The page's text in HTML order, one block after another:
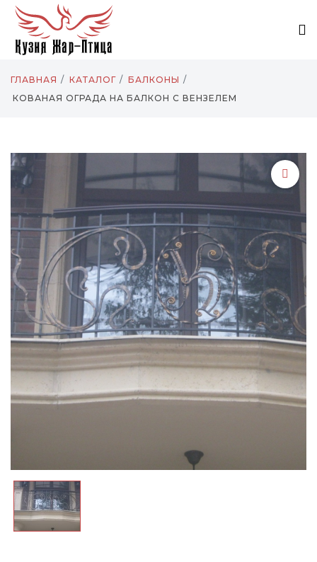
ГЛАВНАЯ КАТАЛОГ
БАЛКОНЫ
КОВАНАЯ ОГРАДА НА БАЛКОН С ВЕНЗЕЛЕМ